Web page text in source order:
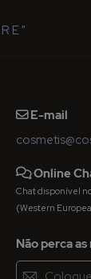
E-mail
Online
Chat disponível
(Western
Não perca
Inscreva-